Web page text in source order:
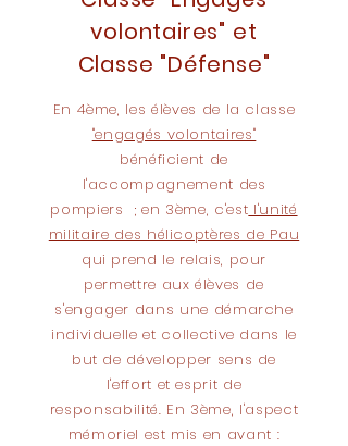
volontaires" et
Classe "Défense"
En 4ème, les élèves de la classe
"engagés volontaires"
bénéficient de
l'accompagnement des
pompiers ; en 3ème, c'est l'unité
militaire des hélicoptères de Pau
qui prend le relais, pour
permettre aux élèves de
s'engager dans une démarche
individuelle et collective dans le
but de développer sens de
l'effort et esprit de
responsabilité. En 3ème, l'aspect
mémoriel est mis en avant :